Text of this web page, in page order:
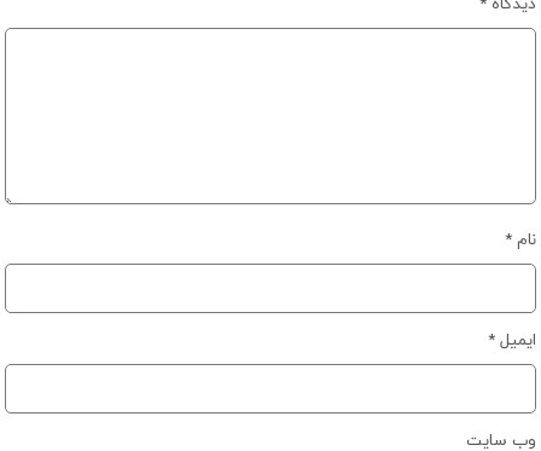
نام*
ایمیل*
وب‌ سایت